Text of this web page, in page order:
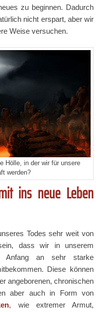
zu beginnen. Dadurch
nicht erspart, aber wir
Weise versuchen.
Hölle, in der wir für unsere
werden?
ins neue Leben
Todes sehr weit von
dass wir in unserem
Anfang an sehr starke
Diese können
angeborenen, chronischen
aber auch in Form von
, wie extremer Armut,